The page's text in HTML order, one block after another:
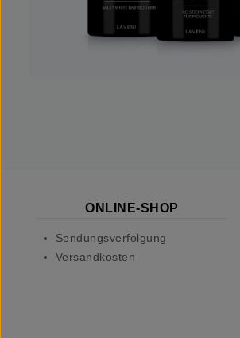
ONLINE-SHOP
Sendungsverfolgung
Versandkosten